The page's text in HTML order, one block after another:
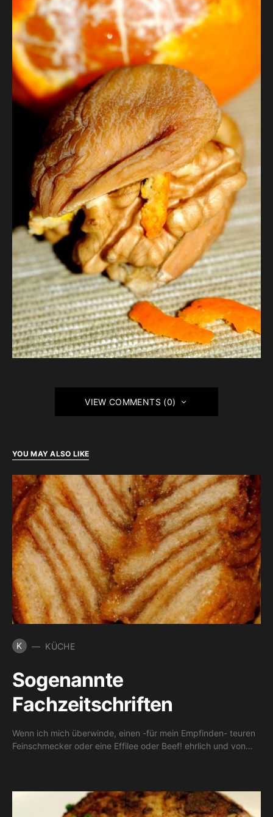
VIEW COMMENTS (0)
YOU MAY ALSO LIKE
K KÜCHE
Sogenannte
Fachzeitschriften
Wenn ich mich überwinde, einen -für mein Empfinden- teuren
Feinschmecker oder eine Effilee oder Beef! ehrlich und von…